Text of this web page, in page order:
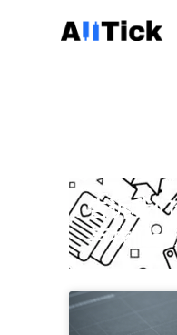
告诉我们
与我们